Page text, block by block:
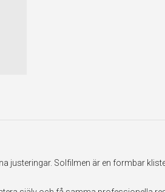
justeringar. Solfilmen är en formbar